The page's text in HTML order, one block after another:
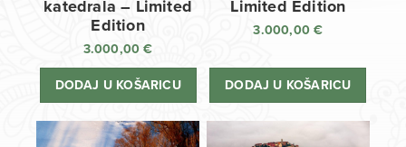
katedrala – Limited
Edition
3.000,00€
DODAJ U KOŠARICU
Limited Edition
3.000,00€
DODAJ U KOŠARICU